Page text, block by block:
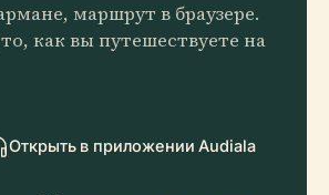
маршрут в браузере.
как вы путешествуете на
Открыть в приложении Audiala